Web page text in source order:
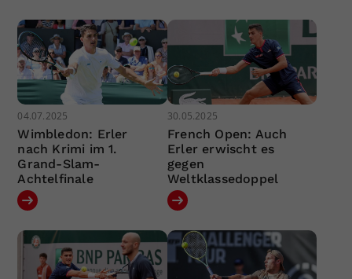
04.07.2025
Wimbledon: Erler
nach Krimi im 1.
Grand-Slam-
Achtelfinale
30.05.2025
French Open: Auch
Erler erwischt es
gegen
Weltklassedoppel